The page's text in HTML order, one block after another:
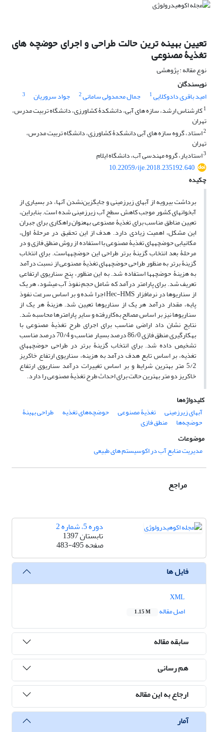
تعیین بهینه‏ ترین حالت طراحی و اجرای حوضچه‏ های
تغذیۀ مصنوعی
نوع مقاله : پژوهشی
نویسندگان
امید باقری دادوکلایی1 جمال محمدولی سامانی2 جواد سروریان
3
1کارشناس ارشد، سازه‏ های آبی، دانشکدۀ کشاورزی، دانشگاه تربیت مدرس،
تهران
2استاد، گروه سازه‏ های آبی دانشکدۀ کشاورزی، دانشگاه تربیت مدرس،
تهران
3استادیار، گروه مهندسی آب، دانشگاه ایلام
10.22059/ije.2018.235192.640
چکیده
برداشت بی‏رویه از آب‏های زیرزمینی و جایگزین‌نشدن آنها، در بسیاری از
آبخوان‏های کشور موجب کاهش سطح آب زیرزمینی شده است. بنابراین،
تعیین مناطق مناسب برای تغذیۀ مصنوعی به‏عنوان راهکاری برای جبران
این مشکل، اهمیت زیادی دارد. هدف از این تحقیق در مرحلۀ اول،
مکان‏یابی حوضچه‏های تغذیۀ مصنوعی با استفاده از روش‏ منطق فازی و در
مرحلۀ بعد انتخاب گزینۀ برتر طراحی این حوضچه‏هاست. برای انتخاب
گزینۀ برتر به منظور طراحی حوضچه‏های تغذیۀ مصنوعی از نسبت درآمد
به هزینۀ حوضچه‏ها استفاده شد. به این منظور، پنج سناریوی ارتفاعی
تعریف ‏شد. برای پارامتر درآمد که شامل حجم نفوذ آب می‏شود، هر یک
از سناریوها در نرم‏افزار Hec-HMS اجرا شده و بر اساس سرعت نفوذ
پایه، مقدار درآمد هر یک از سناریوها تعیین شد. هزینۀ هر یک از
سناریوها نیز بر اساس مصالح به‌کاررفته و سایر پارامترها محاسبه شد.
نتایج نشان داد اراضی مناسب برای اجرای طرح تغذیۀ مصنوعی با
به‏کارگیری منطق فازی 86/0 درصد بسیار مناسب و 70/4 درصد مناسب
تشخیص داده شد. برای انتخاب گزینۀ برتر در طراحی حوضچه‏های
تغذیه، بر اساس تابع هدف درآمد به هزینه، سناریوی ارتفاع خاکریز
5/2 متر بهترین شرایط و بر اساس تغییرات درآمد سناریوی ارتفاع
خاکریز دو متر بهترین حالت برای احداث طرح تغذیۀ مصنوعی را دارد.
کلیدواژه‌ها
آب‏های زیرزمینی
تغذیۀ مصنوعی حوضچه‌های‏ تغذیه طراحی بهینۀ
حوضچه‌ها
منطق فازی
موضوعات
مدیریت منابع آب در اکوسیستم های طبیعی
مراجع
دوره 5، شماره 2
تابستان 1397
صفحه483-495
فایل ها
اصل مقاله
1.15 M
سابقه مقاله
هم رسانی
ارجاع به این مقاله
آمار